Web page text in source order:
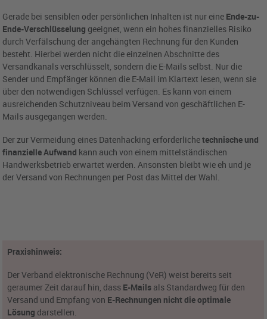
Gerade bei sensiblen oder persönlichen Inhalten ist nur eine Ende-zu-
Ende-Verschlüsselung geeignet, wenn ein hohes finanzielles Risiko
durch Verfälschung der angehängten Rechnung für den Kunden
besteht. Hierbei werden nicht die einzelnen Abschnitte des
Versandkanals verschlüsselt, sondern die E-Mails selbst. Nur die
Sender und Empfänger können die E-Mail im Klartext lesen, wenn sie
über den notwendigen Schlüssel verfügen. Es kann von einem
ausreichenden Schutzniveau beim Versand von geschäftlichen E-
Mails ausgegangen werden.
Der zur Vermeidung eines Datenhacking erforderlichetechnische und
finanzielle Aufwand kann auch von einem mittelständischen
Handwerksbetrieb erwartet werden. Ansonsten bleibt wie eh und je
der Versand von Rechnungen per Post das Mittel der Wahl.
Praxishinweis:
Der Verband elektronische Rechnung (VeR) weist bereits seit
geraumer Zeit darauf hin, dass E-Mails als Standardweg für den
Versand und Empfang von E-Rechnungen nicht die optimale
Lösung darstellen.